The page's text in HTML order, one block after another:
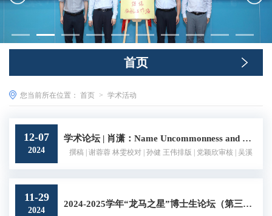
首页
您当前所在位置： 首页 > 学术活动
12-07
2024
学术论坛 | 肖潇：Name Uncommonness and CEO Overconfidence
撰稿 | 谢蓉蓉 林雯校对 | 孙健 王伟排版 | 党颖欣审核 | 吴溪
11-29
2024
2024-2025学年“龙马之星”博士生论坛（第三期）